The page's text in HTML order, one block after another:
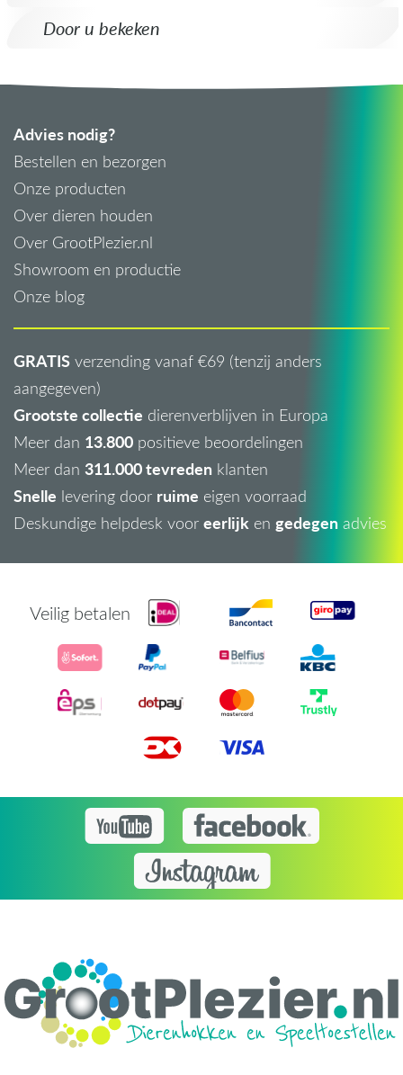
Door u bekeken
Advies nodig?
Bestellen en bezorgen
Onze producten
Over dieren houden
Over GrootPlezier.nl
Showroom en productie
Onze blog
GRATIS verzending vanaf €69 (tenzij anders
aangegeven)
Grootste collectie dierenverblijven in Europa
Meer dan 13.800 positieve beoordelingen
Meer dan 311.000 tevreden klanten
Snelle levering door ruime eigen voorraad
Deskundige helpdesk voor eerlijk en gedegen advies
Veilig betalen